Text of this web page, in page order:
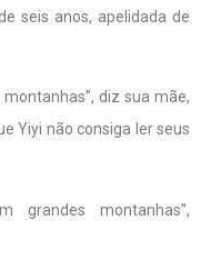
seis anos, apelidada de
diz sua mãe,
Yiyi não consiga ler seus
grandes montanhas”,